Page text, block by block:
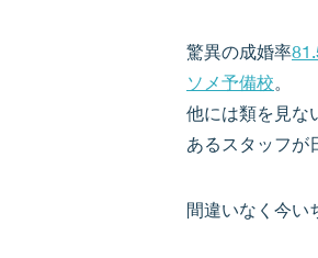
驚異の成婚率
ソメ予備校。
他には類を見な
あるスタッフが
間違いなく今い